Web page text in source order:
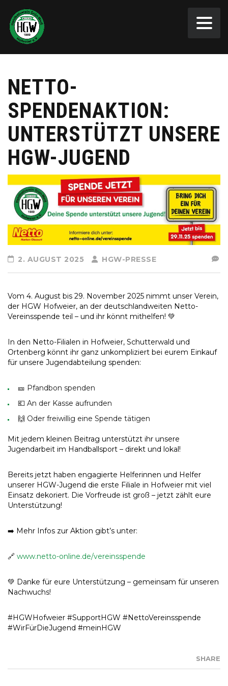
NETTO-
SPENDENAKTION:
UNTERSTÜTZT UNSERE
HGW-JUGEND
2. AUGUST 2025 HGW-PRESSE
Vom 4. August bis 29. November 2025 nimmt unser Verein,
der HGW Hofweier, an der deutschlandweiten Netto-
Vereinsspende teil – und ihr könnt mithelfen! 💚
In den Netto-Filialen in Hofweier, Schutterwald und
Ortenberg könnt ihr ganz unkompliziert bei eurem Einkauf
für unsere Jugendabteilung spenden:
🎫 Pfandbon spenden
💶 An der Kasse aufrunden
🙌 Oder freiwillig eine Spende tätigen
Mit jedem kleinen Beitrag unterstützt ihr unsere
Jugendarbeit im Handballsport – direkt und lokal!
Bereits jetzt haben engagierte Helferinnen und Helfer
unserer HGW-Jugend die erste Filiale in Hofweier mit viel
Einsatz dekoriert. Die Vorfreude ist groß – jetzt zählt eure
Unterstützung!
➡️ Mehr Infos zur Aktion gibt’s unter:
🔗 www.netto-online.de/vereinsspende
💚 Danke für eure Unterstützung – gemeinsam für unseren
Nachwuchs!
#HGWHofweier #SupportHGW #NettoVereinsspende
#WirFürDieJugend #meinHGW
SHARE